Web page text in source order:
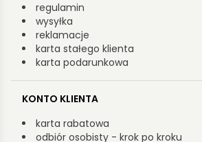
regulamin
wysyłka
reklamacje
karta stałego klienta
karta podarunkowa
KONTO KLIENTA
karta rabatowa
odbiór osobisty - krok po kroku